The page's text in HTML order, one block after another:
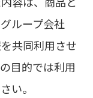
ループ会社
共同利用させ
目的では利用
い。